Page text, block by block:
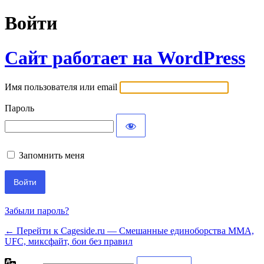
Войти
Сайт работает на WordPress
Имя пользователя или email
Пароль
Запомнить меня
Забыли пароль?
← Перейти к Cageside.ru — Смешанные единоборства MMA,
UFC, миксфайт, бои без правил